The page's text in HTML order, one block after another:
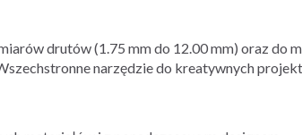
drutów (1.75 mm do 12.00 mm) oraz
narzędzie do kreatywnych